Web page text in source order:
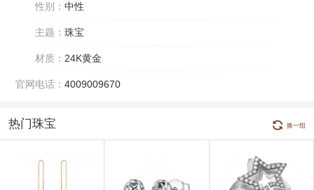
性别： 中性
主题： 珠宝
材质： 24K黄金
官网电话： 4009009670
热门珠宝 换一组